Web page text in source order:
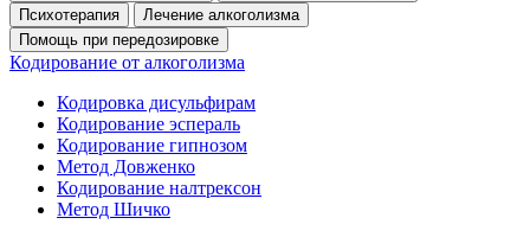
Психотерапия
Лечение алкоголизма
Помощь при передозировке
Кодирование от алкоголизма
Кодировка дисульфирам
Кодирование эспераль
Кодирование гипнозом
Метод Довженко
Кодирование налтрексон
Метод Шичко